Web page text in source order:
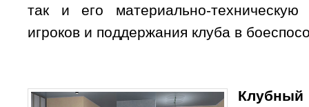
так и его материально-
игроков и поддержания клуба в